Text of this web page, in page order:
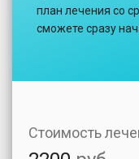
план лечения со
сможете сразу
Стоимость